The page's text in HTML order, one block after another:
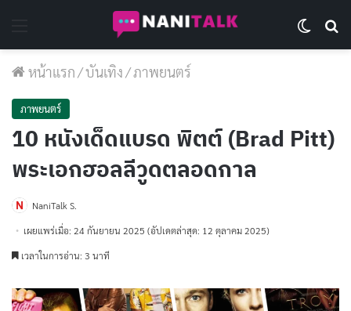
หน้าแรก/บันเทิง/ภาพยนตร์
ภาพยนตร์
10 หนังเด็ดแบรด พิตต์ (Brad Pitt)
พระเอกฮอลลีวูดตลอดกาล
NaniTalk S.
เผยแพร่เมื่อ: 24 กันยายน 2025 (อัปเดตล่าสุด: 12 ตุลาคม 2025)
เวลาในการอ่าน: 3 นาที